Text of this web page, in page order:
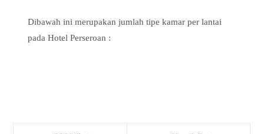
Dibawah ini merupakan jumlah tipe kamar per lantai
pada Hotel Perseroan :